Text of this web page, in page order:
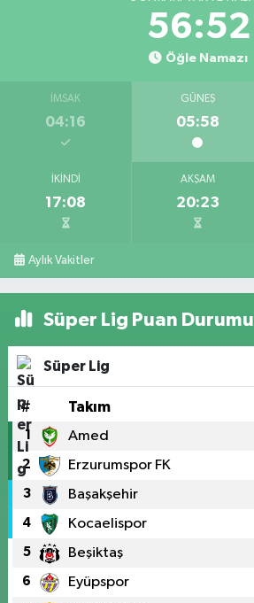
56:51
Öğle Namazı
İMSAK
04:16
GÜNEŞ
05:58
İKINDI
17:08
AKŞAM
20:23
Aylık Vakitler
Süper Lig Puan Durumu
Süper Lig
# Takım
1 Amed
2 Erzurumspor FK
3 Başakşehir
4 Kocaelispor
5 Beşiktaş
6 Eyüpspor